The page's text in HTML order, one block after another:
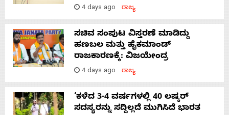
4 days ago ರಾಜ್ಯ
ಸಚಿವ ಸಂಪುಟ ವಿಸ್ತರಣೆ ಮಾಡಿದ್ದು
ಹಣಬಲ ಮತ್ತು ಹೈಕಮಾಂಡ್
ರಾಜಕಾರಣಕ್ಕೆ: ವಿಜಯೇಂದ್ರ
4 days ago ರಾಜ್ಯ
‘ಕಳೆದ 3-4 ವರ್ಷಗಳಲ್ಲಿ 40 ಲಷ್ಕರ್
ಸದಸ್ಯರನ್ನು ಸದ್ದಿಲ್ಲದೆ ಮುಗಿಸಿದೆ ಭಾರತ